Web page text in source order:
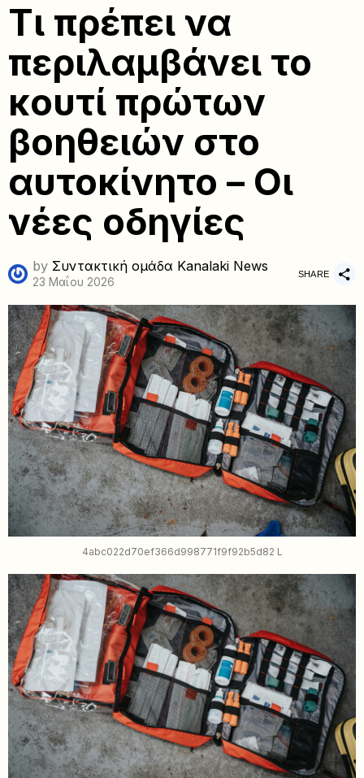
Τι πρέπει να
περιλαμβάνει το
κουτί πρώτων
βοηθειών στο
αυτοκίνητο – Οι
νέες οδηγίες
by Συντακτική ομάδα Kanalaki News
23 Μαΐου 2026
SHARE
4abc022d70ef366d998771f9f92b5d82 L